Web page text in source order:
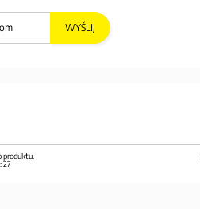
WYŚLIJ
produktu.
27